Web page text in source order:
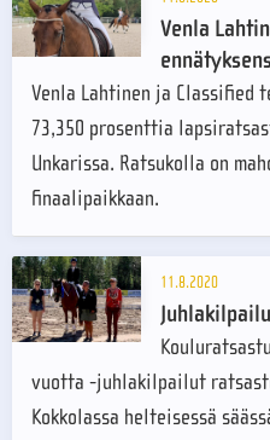
Venla
Venla Lahtinen ja Classified
73,350 prosenttia
Unkarissa. Ratsukolla on
finaalipaikkaan.
11.8.2020
vuotta -juhlakilpailut
Kokkolassa helteisessä